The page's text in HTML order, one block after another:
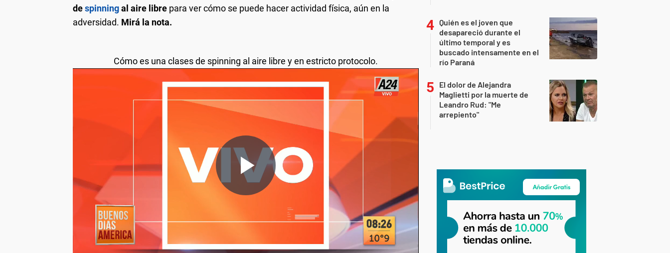
despinningal aire libre para ver cómo se puede hacer actividad física, aún en la
adversidad. Mirá la nota.
Cómo es una clases de spinning al aire libre y en estricto protocolo.
Quién es el joven que
desapareció durante el
último temporal y es
buscado intensamente en el
río Paraná
El dolor de Alejandra
Maglietti por la muerte de
Leandro Rud: "Me
arrepiento"